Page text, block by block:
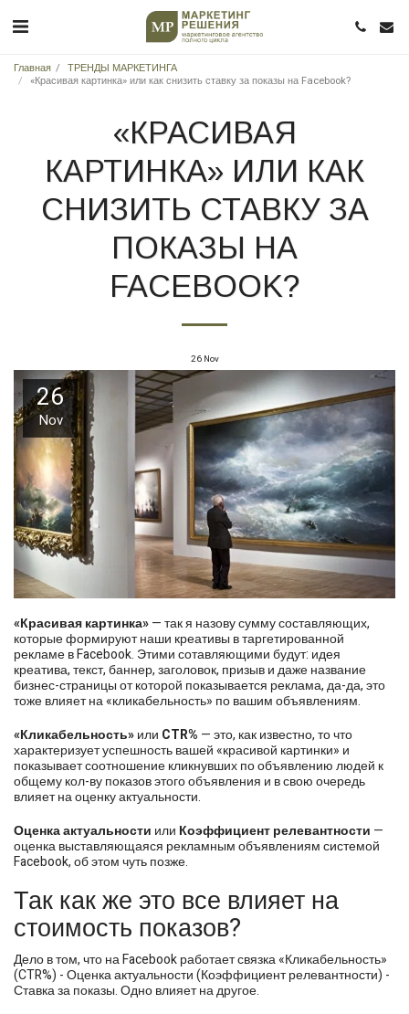
Главная
ТРЕНДЫ МАРКЕТИНГА
«Красивая картинка» или как снизить ставку за показы на Facebook?
«КРАСИВАЯ
КАРТИНКА» ИЛИ КАК
СНИЗИТЬ СТАВКУ ЗА
ПОКАЗЫ НА
FACEBOOK?
26 Nov
26
Nov
«Красивая картинка»— так я назову сумму составляющих,
которые формируют наши креативы в таргетированной
рекламе в Facebook. Этими сотавляющими будут: идея
креатива, текст, баннер, заголовок, призыв и даже название
бизнес-страницы от которой показывается реклама, да-да, это
тоже влияет на «кликабельность» по вашим объявлениям.
«Кликабельность»или CTR% — это, как известно, то что
характеризует успешность вашей «красивой картинки» и
показывает соотношение кликнувших по объявлению людей к
общему кол-ву показов этого объявления и в свою очередь
влияет на оценку актуальности.
Оценка актуальности или Коэффициент релевантности —
оценка выставляющаяся рекламным объявлениям системой
Facebook, об этом чуть позже.
Так как же это все влияет на
стоимость показов?
Дело в том, что на Facebook работает связка «Кликабельность»
(CTR%) - Оценка актуальности (Коэффициент релевантности) -
Ставка за показы. Одно влияет на другое.